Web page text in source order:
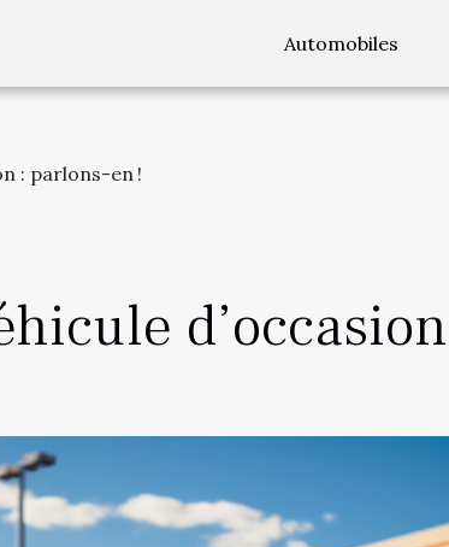
Automobiles
: parlons-en !